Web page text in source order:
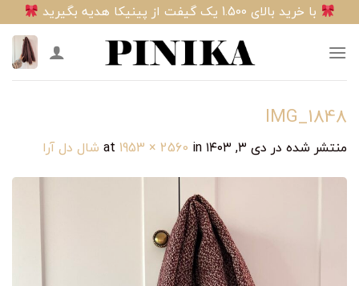
to
content
با خرید بالای 1.500 یک گیفت از پینیکا هدیه بگیرید
IMG_1848
منتشر شده در دی ۳, ۱۴۰۳ 1953 × 2560 in شال دل آرا